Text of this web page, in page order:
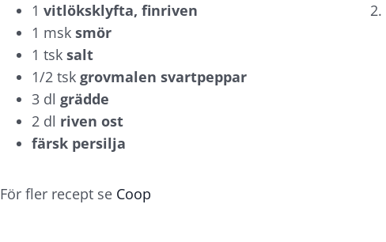
1 vitlöksklyfta, finriven
1 msk smör
1 tsk salt
1/2 tsk grovmalen svartpeppar
3 dl grädde
2 dl riven ost
färsk persilja
För fler recept se Coop